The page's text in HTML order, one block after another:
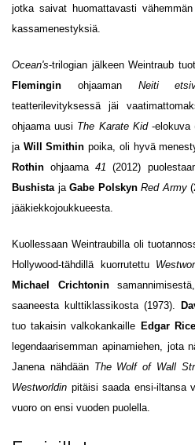
jotka saivat huomattavasti
kassamenestyksiä.
Ocean's-trilogian jälkeen Weintraub
Flemingin ohjaaman Neiti
teatterilevityksessä jäi
ohjaama uusi The Karate Kid-elokuva
ja Will Smithin poika, oli hyvä
Rothin ohjaama41 (2012)
Bushistaja Gabe Polskyn Red Army
jääkiekkojoukkueesta.
Kuollessaan Weintraubilla oli
Hollywood-tähdillä kuorrutettu
Michael Crichtonin
saaneesta kulttiklassikosta (1973).
tuo takaisin valkokankaille Edgar
legendaarisemman apinamiehen, jota
Janena nähdään The Wolf of Wall
Westworldin pitäisi saada ensi-iltansa
vuoro on ensi vuoden puolella.